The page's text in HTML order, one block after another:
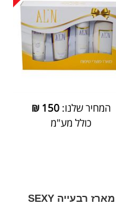
המחיר שלנו: 150
₪
כולל מע"מ
מארז רבעייה SEXY